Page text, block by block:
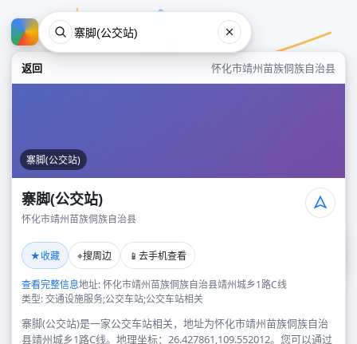
返回 怀化市靖州苗族侗族自治县
寨脚(公交站)
寨脚(公交站)
怀化市靖州苗族侗族自治县
★收藏 ⌖搜周边 📱 去手机查看
查看完整信息地址: 怀化市靖州苗族侗族自治县靖州城乡1路C线
类型: 交通设施服务;公交车站;公交车站相关
寨脚(公交站)是一家公交车站相关，地址为怀化市靖州苗族侗族自治
县靖州城乡1路C线。地理坐标：26.427861,109.552012。您可以通过